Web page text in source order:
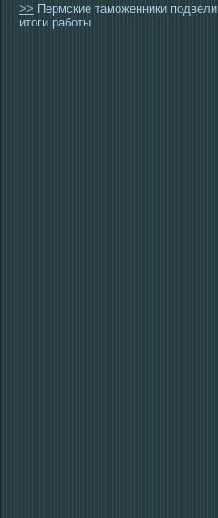
>> Пермские таможенники подвели
итоги работы